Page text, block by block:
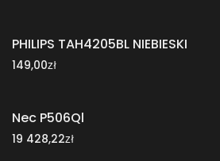
PHILIPS TAH4205BL NIEBIESKI
149,00zł
Nec P506Ql
19 428,22zł